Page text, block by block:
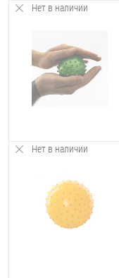
Нет в наличии
Нет в наличии